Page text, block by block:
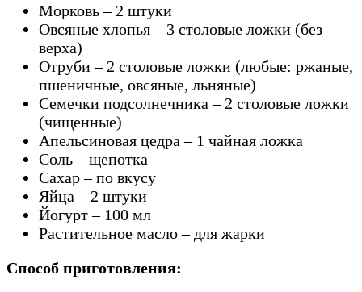
Морковь – 2 штуки
Овсяные хлопья – 3 столовые ложки (без
верха)
Отруби – 2 столовые ложки (любые: ржаные,
пшеничные, овсяные, льняные)
Семечки подсолнечника – 2 столовые ложки
(чищенные)
Апельсиновая цедра – 1 чайная ложка
Соль – щепотка
Сахар – по вкусу
Яйца – 2 штуки
Йогурт – 100 мл
Растительное масло – для жарки
Способ приготовления: